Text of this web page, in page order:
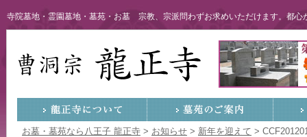
寺院墓地・霊園墓地・墓苑・お墓 宗教、宗派問わずお求めいただけます。都心
お墓・墓苑なら八王子 龍正寺 > お知らせ > 新年を迎えて >